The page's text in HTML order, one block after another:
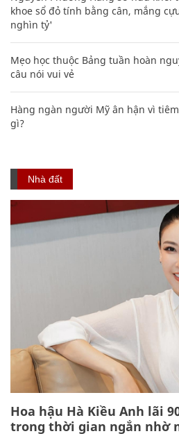
khoe sổ đỏ tính bằng cân, mắng
nghìn tỷ'
Mẹo học thuộc Bảng tuần hoàn
câu nói vui vẻ
Hàng ngàn người Mỹ ân hận vì tiêm
gì?
Nhà đất
Hoa hậu Hà Kiều Anh lãi
trong thời gian ngắn nhờ